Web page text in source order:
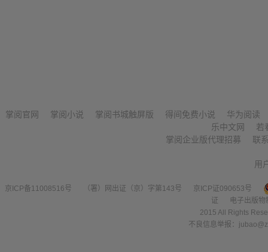
掌阅官网 掌阅小说 掌阅书城触屏版 得间免费小说
华为阅读
乐中文网
若
掌阅企业版代理招募
联
用
京ICP备11008516号 （署）网出证（京）字第143号
京ICP证090653号
证
电子出版
2015 All Rights
不良信息举报：